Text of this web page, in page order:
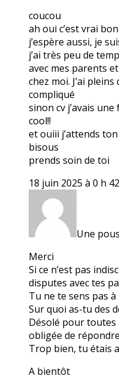
coucou
ah oui c’est vrai
j’espère aussi, je
j’ai très peu de
avec mes parents
chez moi. J’ai
compliqué
sinon cv j’avais
cool!!
et ouiii j’attends
bisous
prends soin de toi
18 juin 2025 à 0 h
Une
Merci
Si ce n’est pas
disputes avec tes
Tu ne te sens pas à
Sur quoi as-tu des
Désolé pour toutes
obligée de
Trop bien, tu étais
A bientôt